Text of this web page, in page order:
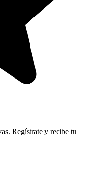
Regístrate y recibe tu